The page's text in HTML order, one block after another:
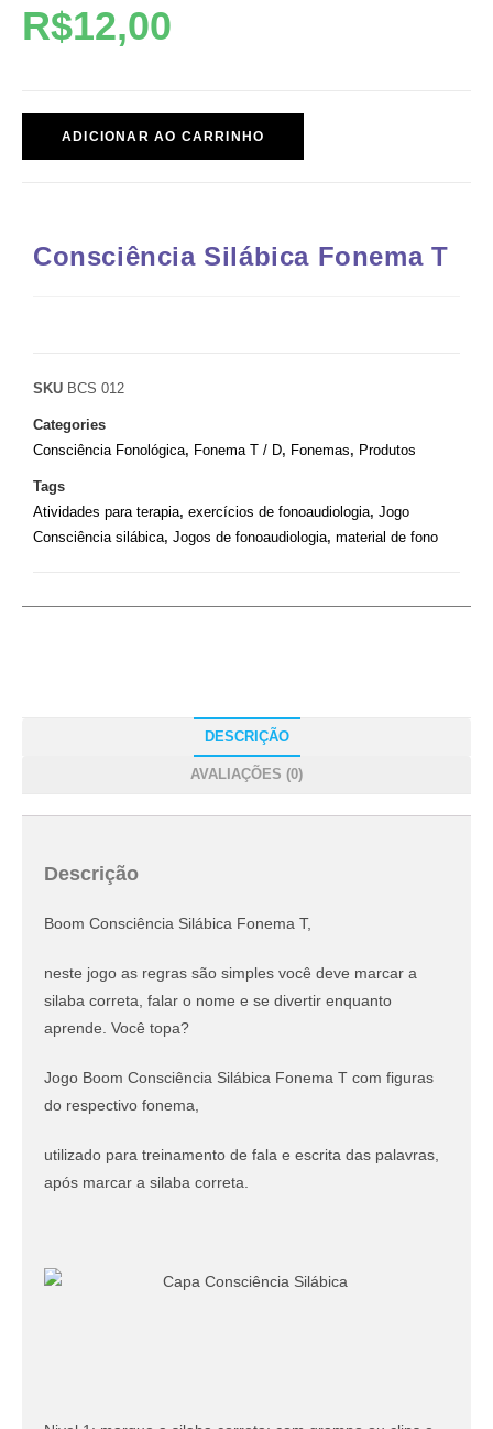
R$12,00
ADICIONAR AO CARRINHO
Consciência Silábica Fonema T
SKU BCS 012
Categories
Consciência Fonológica, Fonema T / D, Fonemas, Produtos
Tags
Atividades para terapia, exercícios de fonoaudiologia, Jogo
Consciência silábica, Jogos de fonoaudiologia, material de fono
DESCRIÇÃO
AVALIAÇÕES (0)
Descrição
Boom Consciência Silábica Fonema T,
neste jogo as regras são simples você deve marcar a
silaba correta, falar o nome e se divertir enquanto
aprende. Você topa?
Jogo Boom Consciência Silábica Fonema T com figuras
do respectivo fonema,
utilizado para treinamento de fala e escrita das palavras,
após marcar a silaba correta.